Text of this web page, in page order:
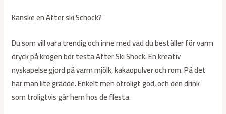
Kanske en After ski Schock?
Du som vill vara trendig och inne med vad du beställer för varm
dryck på krogen bör testa After Ski Shock. En kreativ
nyskapelse gjord på varm mjölk, kakaopulver och rom. På det
har man lite grädde. Enkelt men otroligt god, och den drink
som troligtvis går hem hos de flesta.